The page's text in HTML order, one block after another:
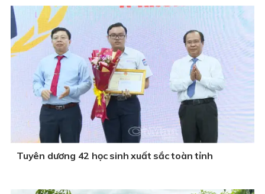
Tuyên dương 42 học sinh xuất sắc toàn tỉnh